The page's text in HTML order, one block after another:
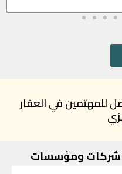
للمهتمين في العقار
شركات ومؤسسات